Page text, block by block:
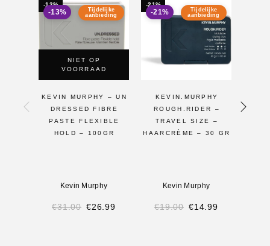
-13%
Tijdelijke
aanbieding
-13%
NIET OP
VOORRAAD
KEVIN MURPHY – UN
DRESSED FIBRE
PASTE FLEXIBLE
HOLD – 100GR
Kevin Murphy
€31.00 €26.99
-21%
Tijdelijke
aanbieding
-21%
KEVIN.MURPHY
ROUGH.RIDER –
TRAVEL SIZE –
HAARCRÈME – 30 GR
Kevin Murphy
€19.00 €14.99